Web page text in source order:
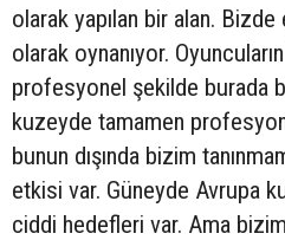
olarak yapılan bir alan.
olarak oynanıyor.
profesyonel şekilde burada
kuzeyde tamamen
bunun dışında bizim
etkisi var. Güneyde Avrupa
ciddi hedefleri var. Ama